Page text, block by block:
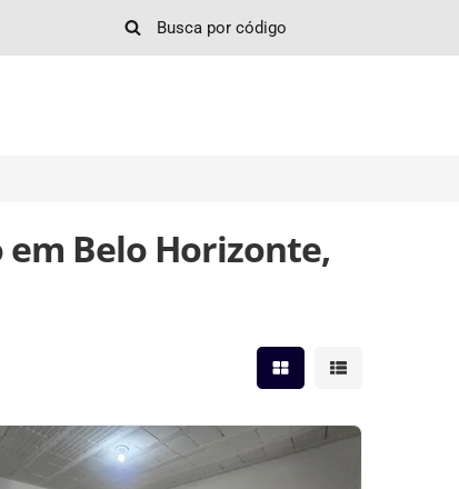
em Belo Horizonte,
Mostrar resultados em
Mostrar